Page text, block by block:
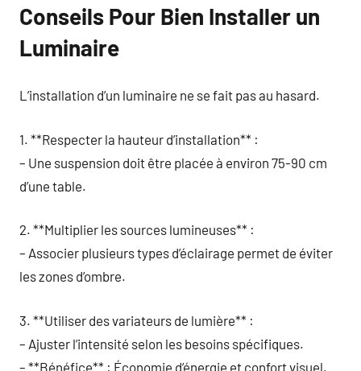
Conseils Pour Bien Installer un
Luminaire
L’installation d’un luminaire ne se fait pas au hasard.
1. **Respecter la hauteur d’installation** :
– Une suspension doit être placée à environ 75-90 cm
d’une table.
2. **Multiplier les sources lumineuses** :
– Associer plusieurs types d’éclairage permet de éviter
les zones d’ombre.
3. **Utiliser des variateurs de lumière** :
– Ajuster l’intensité selon les besoins spécifiques.
– **Bénéfice** : Économie d’énergie et confort visuel.